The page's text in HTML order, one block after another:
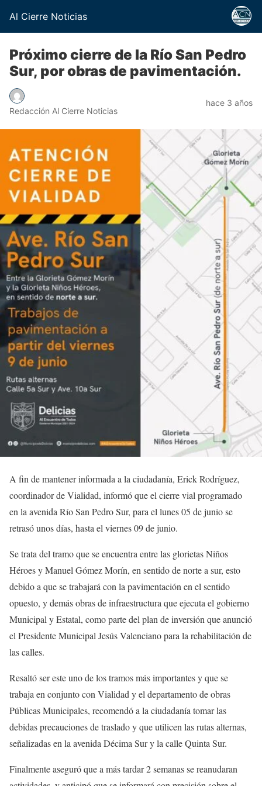
Al Cierre Noticias
Próximo cierre de la Río San Pedro
Sur, por obras de pavimentación.
Redacción Al Cierre Noticias
hace 3 años
A fin de mantener informada a la ciudadanía, Erick Rodríguez,
coordinador de Vialidad, informó que el cierre vial programado
en la avenida Río San Pedro Sur, para el lunes 05 de junio se
retrasó unos días, hasta el viernes 09 de junio.
Se trata del tramo que se encuentra entre las glorietas Niños
Héroes y Manuel Gómez Morín, en sentido de norte a sur, esto
debido a que se trabajará con la pavimentación en el sentido
opuesto, y demás obras de infraestructura que ejecuta el gobierno
Municipal y Estatal, como parte del plan de inversión que anunció
el Presidente Municipal Jesús Valenciano para la rehabilitación de
las calles.
Resaltó ser este uno de los tramos más importantes y que se
trabaja en conjunto con Vialidad y el departamento de obras
Públicas Municipales, recomendó a la ciudadanía tomar las
debidas precauciones de traslado y que utilicen las rutas alternas,
señalizadas en la avenida Décima Sur y la calle Quinta Sur.
Finalmente aseguró que a más tardar 2 semanas se reanudaran